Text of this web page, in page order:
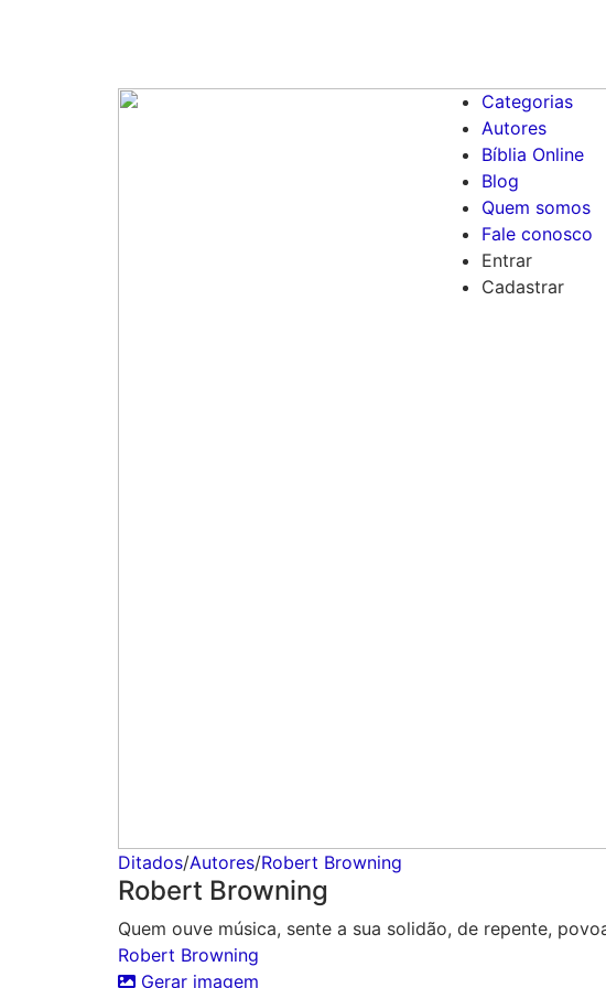
Categorias
Autores
Bíblia Online
Blog
Quem somos
Fale conosco
Entrar
Cadastrar
Ditados/Autores/Robert Browning
Robert Browning
Quem ouve música, sente a sua solidão, de repente,
Robert Browning
Gerar imagem